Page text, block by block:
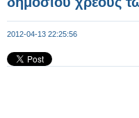
2012-04-13 22:25:56